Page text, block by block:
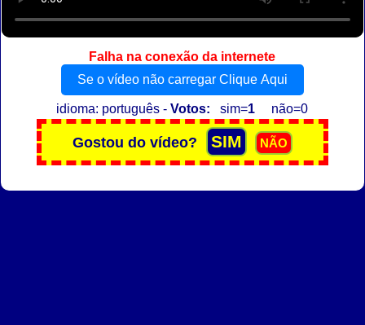
Falha na conexão da internete
Se o vídeo não carregar Clique Aqui
idioma: português -Votos: sim=1 não=0